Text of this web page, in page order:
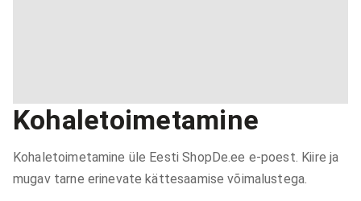
Kohaletoimetamine
Kohaletoimetamine üle Eesti ShopDe.ee e-poest. Kiire ja
mugav tarne erinevate kättesaamise võimalustega.